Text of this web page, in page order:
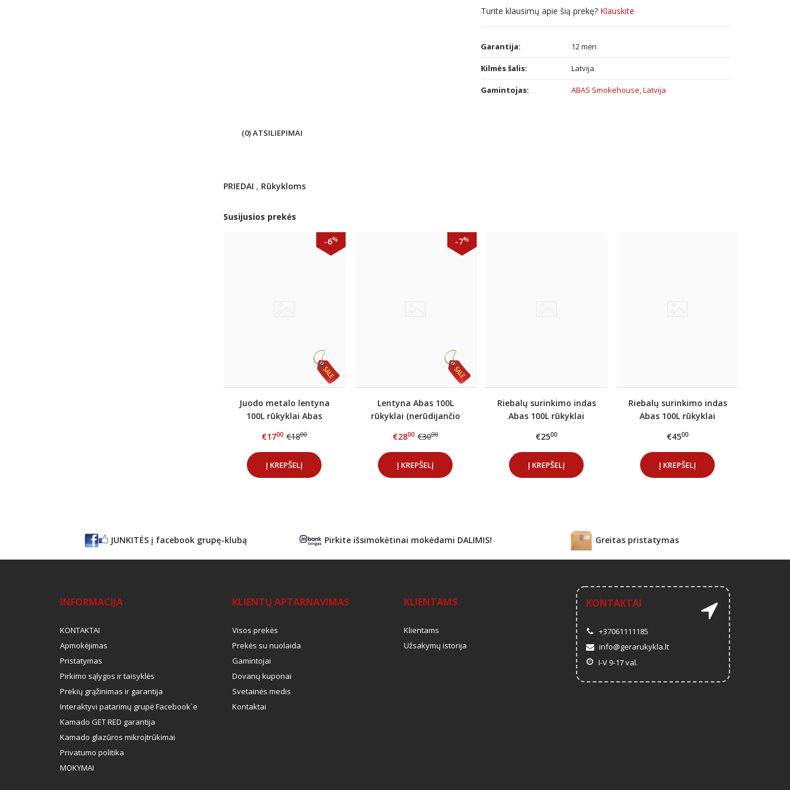
Turite klausimų apie šią prekę? Klauskite
Garantija: 12 mėn
Kilmės šalis: Latvija
Gamintojas: ABAS Smokehouse, Latvija
(0) ATSILIEPIMAI
PRIEDAI , Rūkykloms
Susijusios prekės
-6%
Juodo metalo lentyna
100L rūkyklai Abas
€1700 €1800
Į KREPŠELĮ
-7%
Lentyna Abas 100L
rūkyklai (nerūdijančio
€2800 €3000
Į KREPŠELĮ
Riebalų surinkimo indas
Abas 100L rūkyklai
€2500
Į KREPŠELĮ
Riebalų surinkimo indas
Abas 100L rūkyklai
€4500
Į KREPŠELĮ
JUNKITĖS į facebook grupę-klubą Pirkite išsimokėtinai mokėdami DALIMIS! Greitas pristatymas
INFORMACIJA
KONTAKTAI
Apmokėjimas
Pristatymas
Pirkimo sąlygos ir taisyklės
Prekių grąžinimas ir garantija
Interaktyvi patarimų grupė Facebook`e
Kamado GET RED garantija
Kamado glazūros mikroįtrūkimai
Privatumo politika
MOKYMAI
KLIENTŲ APTARNAVIMAS
Visos prekės
Prekės su nuolaida
Gamintojai
Dovanų kuponai
Svetainės medis
Kontaktai
KLIENTAMS
Klientams
Užsakymų istorija
KONTAKTAI
+37061111185
info@gerarukykla.lt
I-V 9-17 val.